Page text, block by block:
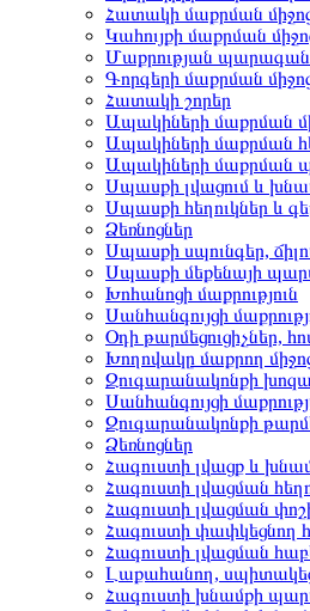
Հատակի մաքրման
Կահույքի մաքրման
Մաքրության
Գորգերի մաքրման
Հատակի շորեր
Ապակիների մաքրման
Ապակիների մաքրման
Ապակիների մաքրման
Սպասքի լվացում և
Սպասքի հեղուկներ և
Ձեռնոցներ
Սպասքի սպունգեր,
Սպասքի մեքենայի
Խոհանոցի մաքրություն
Սանհանգույցի
Օդի թարմեցուցիչներ,
Խողովակը մաքրող
Զուգարանակոնքի
Սանհանգույցի
Զուգարանակոնքի
Ձեռնոցներ
Հագուստի լվացք և
Հագուստի լվացման
Հագուստի լվացման
Հագուստի փափկեցնող
Հագուստի լվացման
Լաքահանող,
Հագուստի խնամքի